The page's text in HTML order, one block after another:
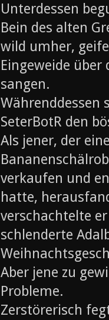
Unterdessen
Bein des alten
wild umher,
Eingeweide
sangen.
Währenddessen
SeterBotR den
Als jener, der
verkaufen und
hatte,
verschachtelte
schlenderte
Aber jene zu
Probleme.
Zerstörerisch